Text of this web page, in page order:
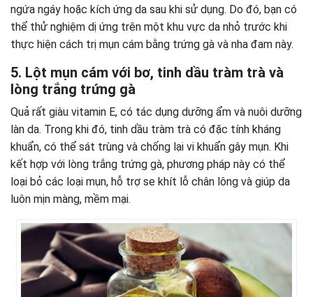
ngứa ngáy hoặc kích ứng da sau khi sử dụng. Do đó, bạn có
thể thử nghiệm dị ứng trên một khu vực da nhỏ trước khi
thực hiện cách trị mụn cám bằng trứng gà và nha đam này.
5. Lột mụn cám với bơ, tinh dầu tràm trà và
lòng trắng trứng gà
Quả rất giàu vitamin E, có tác dụng dưỡng ẩm và nuôi dưỡng
làn da. Trong khi đó, tinh dầu tràm trà có đặc tính kháng
khuẩn, có thể sát trùng và chống lại vi khuẩn gây mụn. Khi
kết hợp với lòng trắng trứng gà, phương pháp này có thể
loại bỏ các loại mụn, hỗ trợ se khít lỗ chân lông và giúp da
luôn mịn màng, mềm mại.